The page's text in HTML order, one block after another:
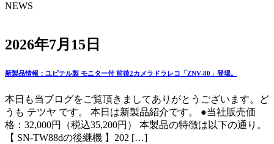
NEWS
2026年7月15日
新製品情報：ユピテル製 モニター付 前後2カメラドラレコ「ZNV-80」登場。
本日も当ブログをご覧頂きましてありがとうございます。ど
うも テツヤ です。 本日は新製品紹介です。 ●当社販売価
格：32,000円（税込35,200円） 本製品の特徴は以下の通り。
【 SN-TW88dの後継機 】202 […]